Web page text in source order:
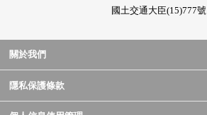
國土交通大臣(15)777號
關於我們
隱私保護條款